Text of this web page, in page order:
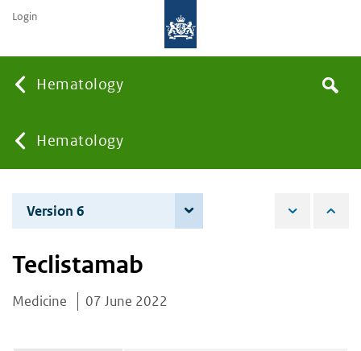
Hematology
You
are
here:
Hematology
the
Search
Login
Version 6
Teclistamab
Medicine 07 June 2022